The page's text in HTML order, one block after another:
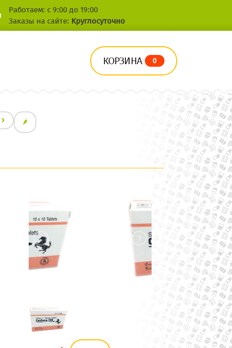
Работаем: с 9:00 до 19:00
Заказы на сайте: Круглосуточно
КОРЗИНА 0
🌶